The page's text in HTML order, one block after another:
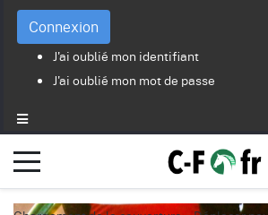
Connexion
J'ai oublié mon identifiant
J'ai oublié mon mot de passe